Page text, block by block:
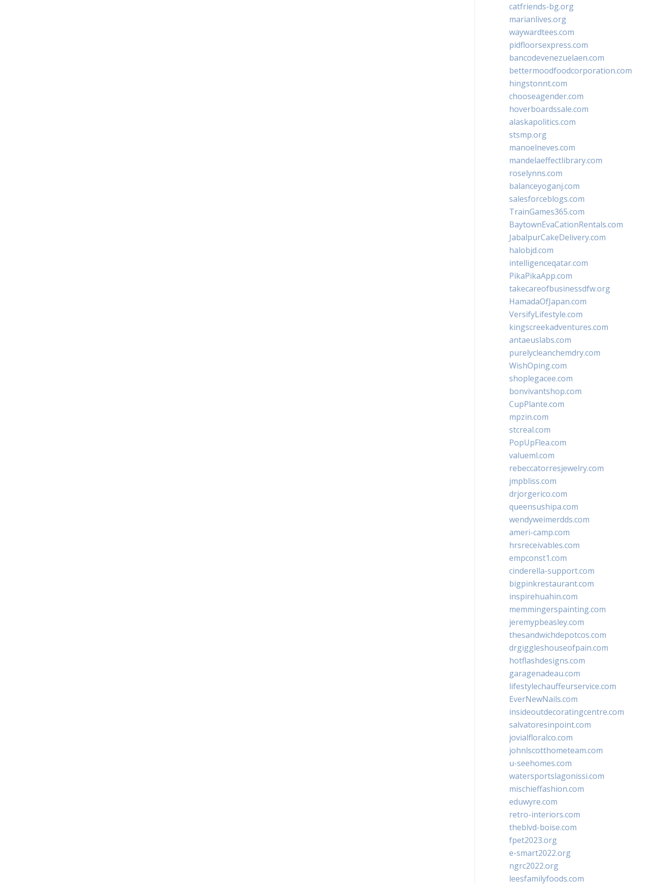
catfriends-bg.org
marianlives.org
waywardtees.com
pidfloorsexpress.com
bancodevenezuelaen.com
bettermoodfoodcorporation.com
hingstonnt.com
chooseagender.com
hoverboardssale.com
alaskapolitics.com
stsmp.org
manoelneves.com
mandelaeffectlibrary.com
roselynns.com
balanceyoganj.com
salesforceblogs.com
TrainGames365.com
BaytownEvaCationRentals.com
JabalpurCakeDelivery.com
halobjd.com
intelligenceqatar.com
PikaPikaApp.com
takecareofbusinessdfw.org
HamadaOfJapan.com
VersifyLifestyle.com
kingscreekadventures.com
antaeuslabs.com
purelycleanchemdry.com
WishOping.com
shoplegacee.com
bonvivantshop.com
CupPlante.com
mpzin.com
stcreal.com
PopUpFlea.com
valueml.com
rebeccatorresjewelry.com
jmpbliss.com
drjorgerico.com
queensushipa.com
wendyweimerdds.com
ameri-camp.com
hrsreceivables.com
empconst1.com
cinderella-support.com
bigpinkrestaurant.com
inspirehuahin.com
memmingerspainting.com
jeremypbeasley.com
thesandwichdepotcos.com
drgiggleshouseofpain.com
hotflashdesigns.com
garagenadeau.com
lifestylechauffeurservice.com
EverNewNails.com
insideoutdecoratingcentre.com
salvatoresinpoint.com
jovialfloralco.com
johnlscotthometeam.com
u-seehomes.com
watersportslagonissi.com
mischieffashion.com
eduwyre.com
retro-interiors.com
theblvd-boise.com
fpet2023.org
e-smart2022.org
ngrc2022.org
leesfamilyfoods.com